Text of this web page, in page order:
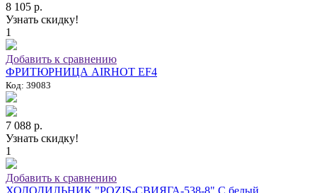
8 105 р.
Узнать скидку!
1
Добавить к сравнению
ФРИТЮРНИЦА AIRHOT EF4
Код: 39083
7 088 р.
Узнать скидку!
1
Добавить к сравнению
ХОЛОДИЛЬНИК "POZIS-СВИЯГА-538-8" C белый